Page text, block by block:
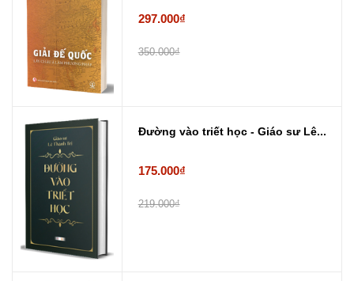
297.000₫
350.000₫
Đường vào triết học - Giáo sư Lê...
175.000₫
219.000₫